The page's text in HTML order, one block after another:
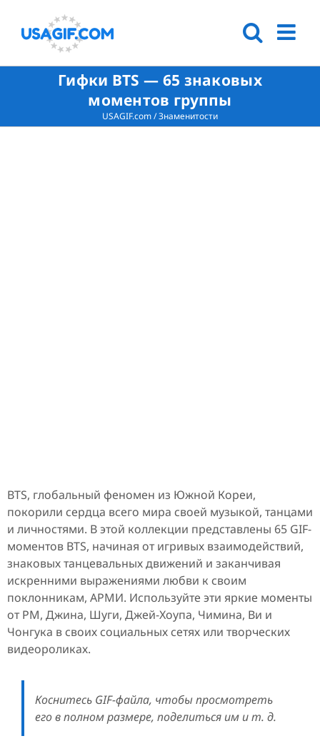
Гифки BTS — 65 знаковых
моментов группы
USAGIF.com/Знаменитости
BTS, глобальный феномен из Южной Кореи,
покорили сердца всего мира своей музыкой, танцами
и личностями. В этой коллекции представлены 65 GIF-
моментов BTS, начиная от игривых взаимодействий,
знаковых танцевальных движений и заканчивая
искренними выражениями любви к своим
поклонникам, АРМИ. Используйте эти яркие моменты
от РМ, Джина, Шуги, Джей-Хоупа, Чимина, Ви и
Чонгука в своих социальных сетях или творческих
видеороликах.
Коснитесь GIF-файла, чтобы просмотреть
его в полном размере, поделиться им и т. д.